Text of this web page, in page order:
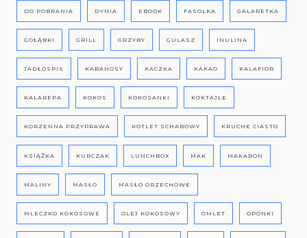
DO POBRANIA DYNIA EBOOK FASOLKA GALARETKA
GOŁĄBKI GRILL GRZYBY GULASZ INULINA
JADŁOSPIS KABANOSY KACZKA KAKAO KALAFIOR
KALAREPA KOKOS KOKOSANKI KOKTAJLE
KORZENNA PRZYPRAWA KOTLET SCHABOWY KRUCHE CIASTO
KSIĄŻKA KURCZAK LUNCHBOX MAK MAKARON
MALINY MASŁO MASŁO ORZECHOWE
MLECZKO KOKOSOWE OLEJ KOKOSOWY OMLET OPONKI